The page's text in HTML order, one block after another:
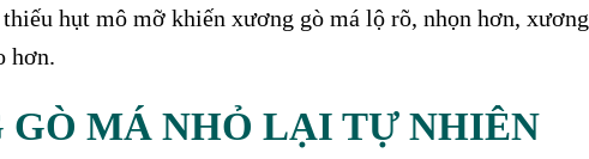
hụt mô mỡ khiến xương gò má lộ rõ, nhọn hơn, xương
hơn.
MÁ NHỎ LẠI TỰ NHIÊN